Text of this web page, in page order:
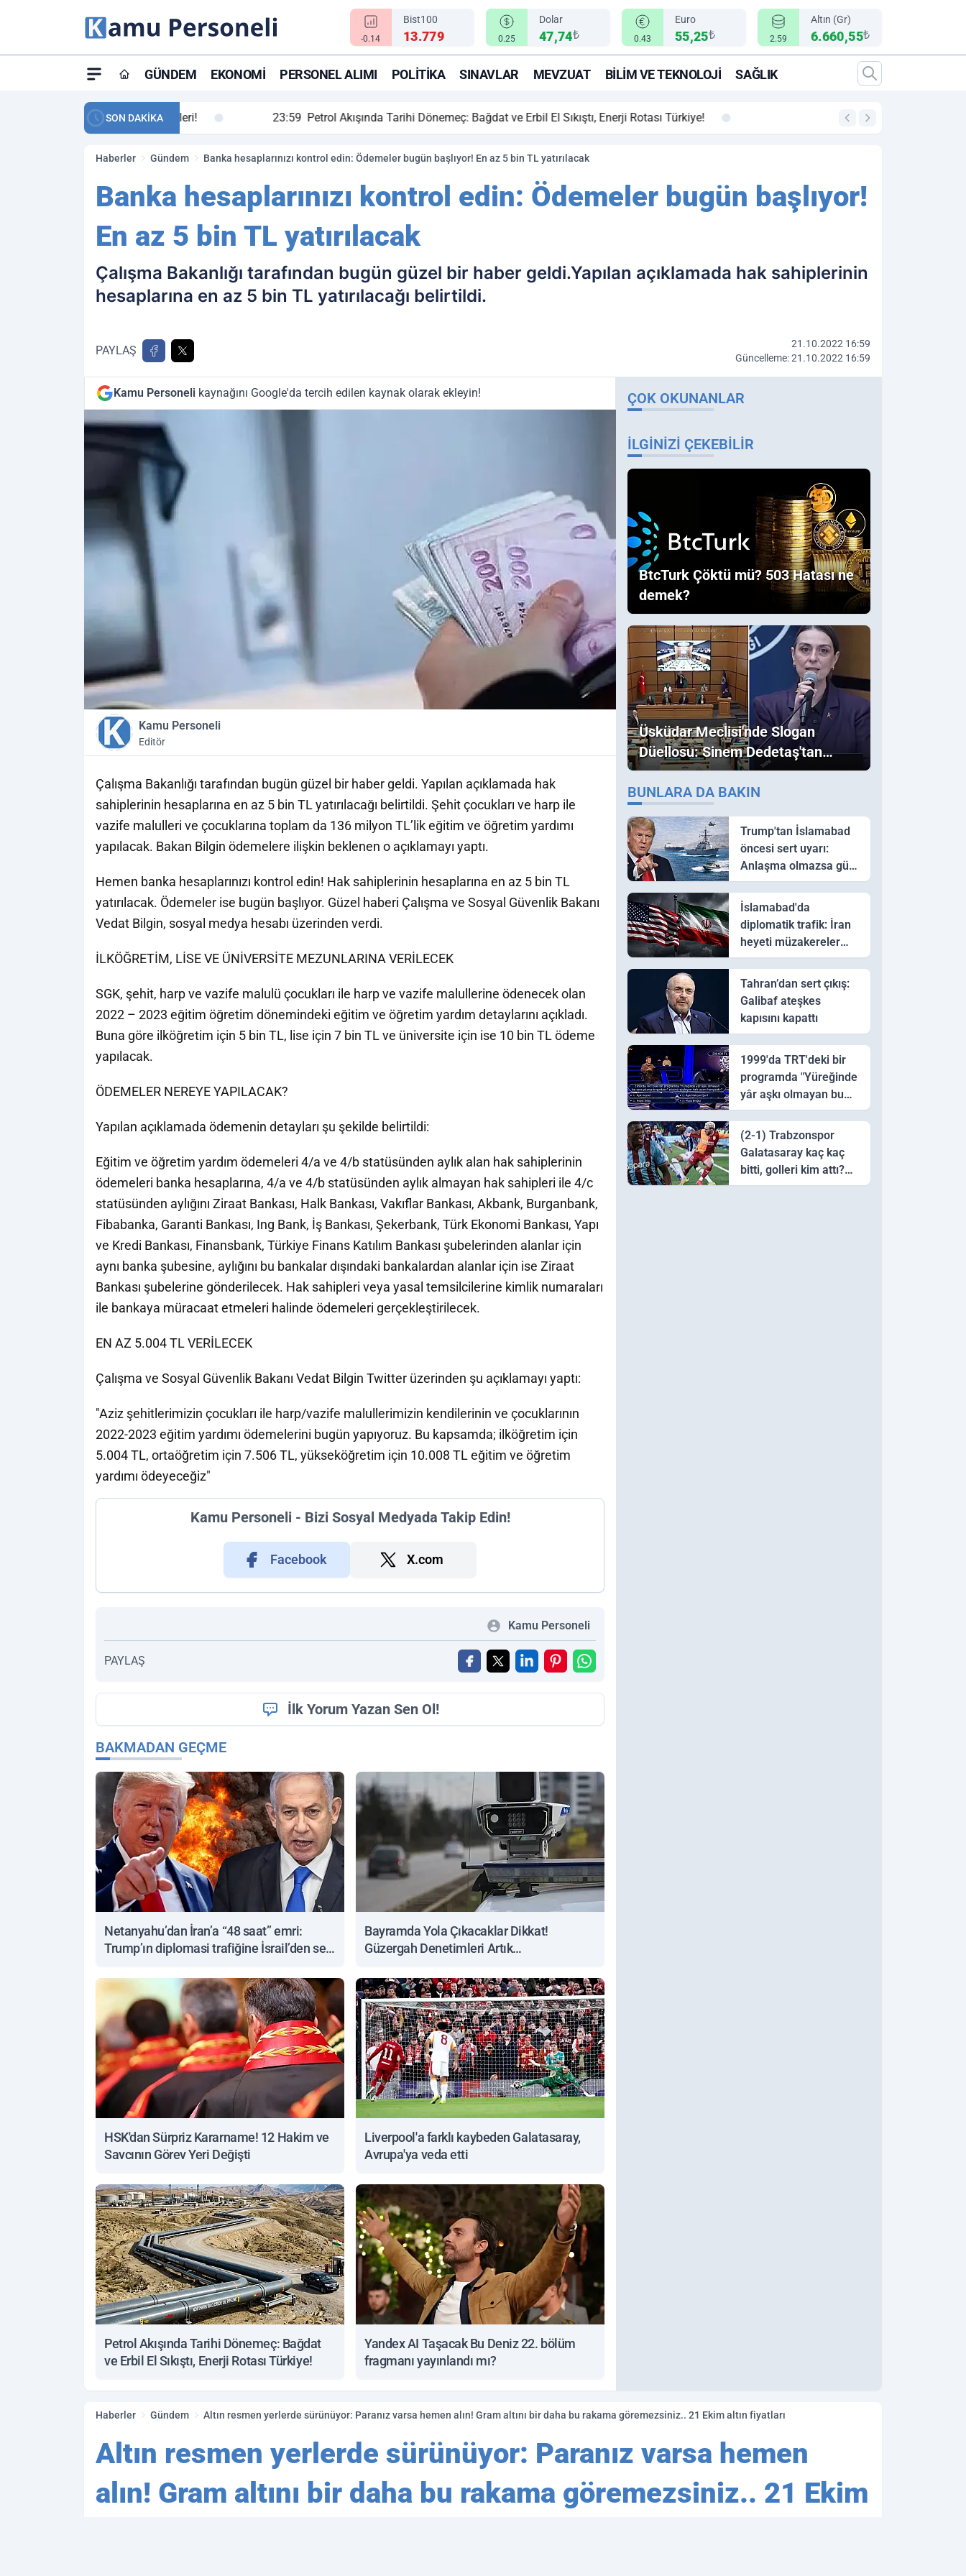
-0.14
Bist100
13.779 0.25
Dolar
47,74₺ 0.43
Euro
55,25₺ 2.59
Altın (Gr)
6.660,55₺
GÜNDEM EKONOMI PERSONEL ALIMI POLITIKA SINAVLAR MEVZUAT BILIM VE TEKNOLOJI SAĞLIK
SON DAKİKA
maç özeti ve golleri! 23:59 Petrol Akışında Tarihi Dönemeç: Bağdat ve Erbil El Sıkıştı, Enerji Rotası Türkiye! 00:12
Haberler Gündem Banka hesaplarınızı kontrol edin: Ödemeler bugün başlıyor! En az 5 bin TL yatırılacak
Banka hesaplarınızı kontrol edin: Ödemeler bugün başlıyor!
En az 5 bin TL yatırılacak
Çalışma Bakanlığı tarafından bugün güzel bir haber geldi.Yapılan açıklamada hak sahiplerinin
hesaplarına en az 5 bin TL yatırılacağı belirtildi.
PAYLAŞ
21.10.2022 16:59
Güncelleme: 21.10.2022 16:59
Kamu Personeli kaynağını Google'da tercih edilen kaynak olarak ekleyin!
Kamu Personeli
Editör
Çalışma Bakanlığı tarafından bugün güzel bir haber geldi. Yapılan açıklamada hak
sahiplerinin hesaplarına en az 5 bin TL yatırılacağı belirtildi. Şehit çocukları ve harp ile
vazife malulleri ve çocuklarına toplam da 136 milyon TL’lik eğitim ve öğretim yardımı
yapılacak. Bakan Bilgin ödemelere ilişkin beklenen o açıklamayı yaptı.
Hemen banka hesaplarınızı kontrol edin! Hak sahiplerinin hesaplarına en az 5 bin TL
yatırılacak. Ödemeler ise bugün başlıyor. Güzel haberi Çalışma ve Sosyal Güvenlik Bakanı
Vedat Bilgin, sosyal medya hesabı üzerinden verdi.
İLKÖĞRETİM, LİSE VE ÜNİVERSİTE MEZUNLARINA VERİLECEK
SGK, şehit, harp ve vazife malulü çocukları ile harp ve vazife malullerine ödenecek olan
2022 – 2023 eğitim öğretim dönemindeki eğitim ve öğretim yardım detaylarını açıkladı.
Buna göre ilköğretim için 5 bin TL, lise için 7 bin TL ve üniversite için ise 10 bin TL ödeme
yapılacak.
ÖDEMELER NEREYE YAPILACAK?
Yapılan açıklamada ödemenin detayları şu şekilde belirtildi:
Eğitim ve öğretim yardım ödemeleri 4/a ve 4/b statüsünden aylık alan hak sahiplerinin
ödemeleri banka hesaplarına, 4/a ve 4/b statüsünden aylık almayan hak sahipleri ile 4/c
statüsünden aylığını Ziraat Bankası, Halk Bankası, Vakıflar Bankası, Akbank, Burganbank,
Fibabanka, Garanti Bankası, Ing Bank, İş Bankası, Şekerbank, Türk Ekonomi Bankası, Yapı
ve Kredi Bankası, Finansbank, Türkiye Finans Katılım Bankası şubelerinden alanlar için
aynı banka şubesine, aylığını bu bankalar dışındaki bankalardan alanlar için ise Ziraat
Bankası şubelerine gönderilecek. Hak sahipleri veya yasal temsilcilerine kimlik numaraları
ile bankaya müracaat etmeleri halinde ödemeleri gerçekleştirilecek.
EN AZ 5.004 TL VERİLECEK
Çalışma ve Sosyal Güvenlik Bakanı Vedat Bilgin Twitter üzerinden şu açıklamayı yaptı:
"Aziz şehitlerimizin çocukları ile harp/vazife malullerimizin kendilerinin ve çocuklarının
2022-2023 eğitim yardımı ödemelerini bugün yapıyoruz. Bu kapsamda; ilköğretim için
5.004 TL, ortaöğretim için 7.506 TL, yükseköğretim için 10.008 TL eğitim ve öğretim
yardımı ödeyeceğiz"
Kamu Personeli - Bizi Sosyal Medyada Takip Edin!
Facebook X.com
Kamu Personeli
PAYLAŞ
İlk Yorum Yazan Sen Ol!
BAKMADAN GEÇME
Netanyahu’dan İran’a “48 saat” emri:
Trump’ın diplomasi trafiğine İsrail’den sert
Bayramda Yola Çıkacaklar Dikkat!
Güzergah Denetimleri Artık
HSK'dan Sürpriz Kararname! 12 Hakim ve
Savcının Görev Yeri Değişti
Liverpool'a farklı kaybeden Galatasaray,
Avrupa'ya veda etti
Petrol Akışında Tarihi Dönemeç: Bağdat
ve Erbil El Sıkıştı, Enerji Rotası Türkiye!
Yandex AI Taşacak Bu Deniz 22. bölüm
fragmanı yayınlandı mı?
ÇOK OKUNANLAR
İLGINIZI ÇEKEBILIR
BtcTurk Çöktü mü? 503 Hatası ne
demek?
Üsküdar Meclisi'nde Slogan
Düellosu: Sinem Dedetaş'tan
Ezber Bozan "Erdoğan" ve
"İmamoğlu" Çıkışı!
BUNLARA DA BAKIN
Trump'tan İslamabad
öncesi sert uyarı:
Anlaşma olmazsa güç
kullanırız
İslamabad'da
diplomatik trafik: İran
heyeti müzakereler
için Pakistan'a ulaştı
Tahran’dan sert çıkış:
Galibaf ateşkes
kapısını kapattı
1999'da TRT'deki bir
programda "Yüreğinde
yâr aşkı olmayan bu
sazı çalarsa tingirdatır"
sözünü söyleyen halk
ozanı hangisidir?
(2-1) Trabzonspor
Galatasaray kaç kaç
bitti, golleri kim attı?
Trabzonspor
Haberler Gündem Altın resmen yerlerde sürünüyor: Paranız varsa hemen alın! Gram altını bir daha bu rakama göremezsiniz.. 21 Ekim altın fiyatları
Altın resmen yerlerde sürünüyor: Paranız varsa hemen
alın! Gram altını bir daha bu rakama göremezsiniz.. 21 Ekim